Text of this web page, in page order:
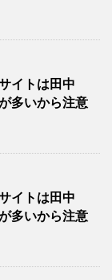
イトは田中
多いから注意
イトは田中
多いから注意